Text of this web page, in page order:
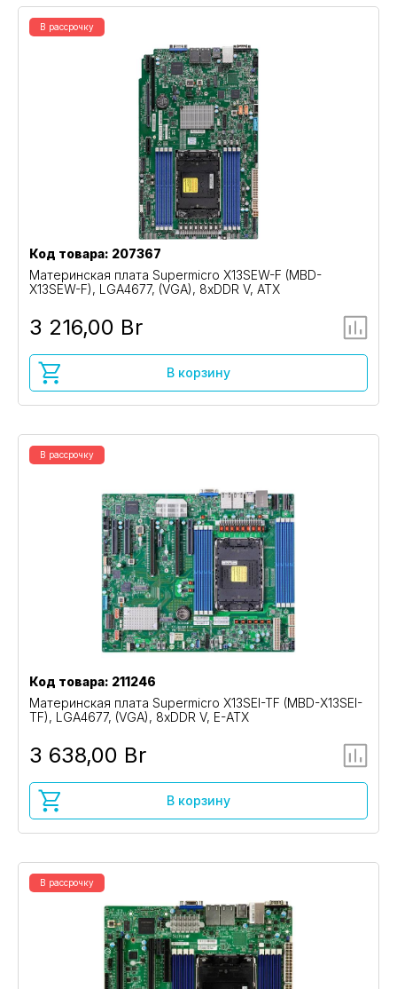
В рассрочку
Код товара: 207367
Материнская плата Supermicro X13SEW-F (MBD-
X13SEW-F), LGA4677, (VGA), 8xDDR V, ATX
3 216,00 Br
В корзину
В рассрочку
Код товара: 211246
Материнская плата Supermicro X13SEI-TF (MBD-X13SEI-
TF), LGA4677, (VGA), 8xDDR V, E-ATX
3 638,00 Br
В корзину
В рассрочку